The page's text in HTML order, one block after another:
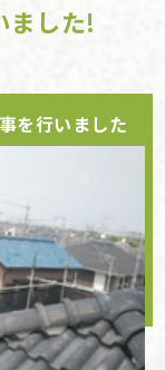
ました!
を行いました